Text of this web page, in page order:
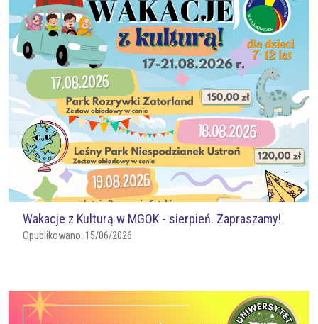
Wakacje z Kulturą w MGOK - sierpień. Zapraszamy!
Opublikowano: 15/06/2026